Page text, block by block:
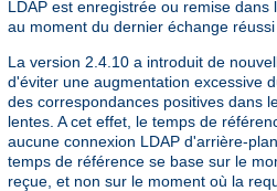
LDAP est enregistrée ou remise dans
au moment du dernier échange
La version 2.4.10 a introduit de
d'éviter une augmentation excessive
des correspondances positives dans
lentes. A cet effet, le temps de
aucune connexion LDAP d'arrière-
temps de référence se base sur le
reçue, et non sur le moment où la